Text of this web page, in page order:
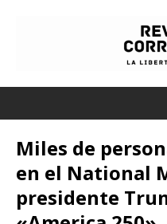
Miles de
en el National
presidente